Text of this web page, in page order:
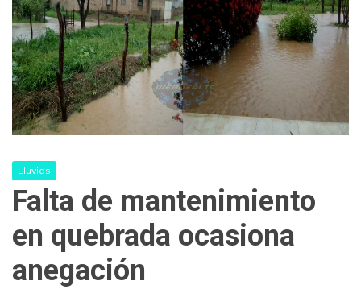
Lluvias
Falta de mantenimiento
en quebrada ocasiona
anegación